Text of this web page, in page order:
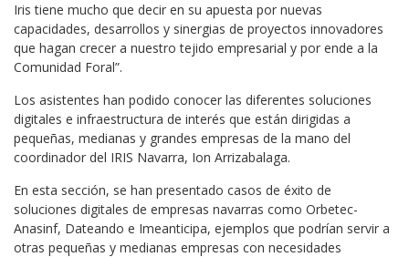
Iris tiene mucho que decir en su apuesta por nuevas
capacidades, desarrollos y sinergias de proyectos innovadores
que hagan crecer a nuestro tejido empresarial y por ende a la
Comunidad Foral”.
Los asistentes han podido conocer las diferentes soluciones
digitales e infraestructura de interés que están dirigidas a
pequeñas, medianas y grandes empresas de la mano del
coordinador del IRIS Navarra, Ion Arrizabalaga.
En esta sección, se han presentado casos de éxito de
soluciones digitales de empresas navarras como Orbetec-
Anasinf, Dateando e Imeanticipa, ejemplos que podrían servir a
otras pequeñas y medianas empresas con necesidades